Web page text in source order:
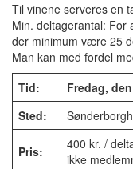
Til vinene serveres en
Min. deltagerantal: For
der minimum være 25
Man kan med fordel
Tid:
Fredag,
Sted:
Pris:
400 kr. /
ikke